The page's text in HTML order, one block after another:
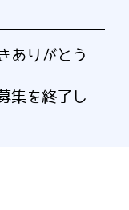
ありがとう
集を終了し